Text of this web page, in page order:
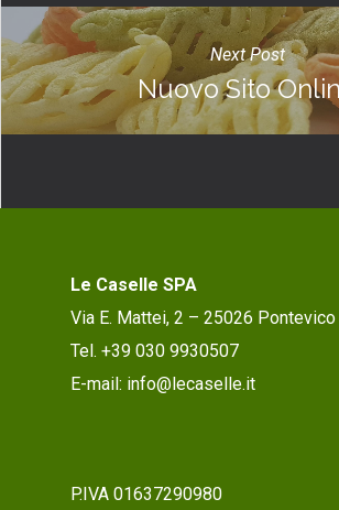
Next Post
Nuovo Sito
Le Caselle SPA
Via E. Mattei, 2 – 25026
Tel. +39 030 9930507
E-mail: info@lecaselle.it
P.IVA 01637290980